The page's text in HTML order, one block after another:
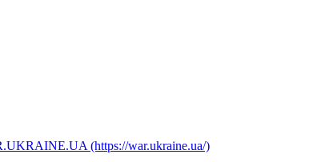
(https://war.ukraine.ua/)